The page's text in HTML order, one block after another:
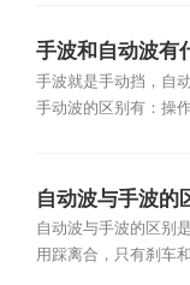
手波和自动波有
手波就是手动挡，自
手动波的区别有：操
自动波与手波的
自动波与手波的区别
用踩离合，只有刹车